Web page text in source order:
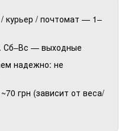
курьер / почтомат — 1–
Сб–Вс — выходные
надежно: не
грн (зависит от веса/